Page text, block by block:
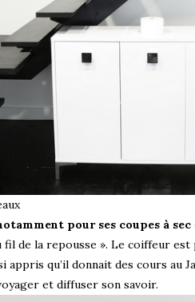
pour ses coupes à
de la repousse ». Le coiffeur est
qu’il donnait des cours au
et diffuser son savoir.